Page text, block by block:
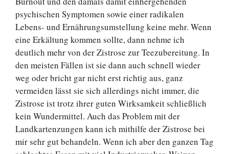
psychischen Symptomen sowie einer radikalen
Lebens- und Ernährungsumstellung keine mehr. Wenn
eine Erkältung kommen sollte, dann nehme ich
deutlich mehr von der Zistrose zur Teezubereitung. In
den meisten Fällen ist sie dann auch schnell wieder
weg oder bricht gar nicht erst richtig aus, ganz
vermeiden lässt sie sich allerdings nicht immer, die
Zistrose ist trotz ihrer guten Wirksamkeit schließlich
kein Wundermittel. Auch das Problem mit der
Landkartenzungen kann ich mithilfe der Zistrose bei
mir sehr gut behandeln. Wenn ich aber den ganzen Tag